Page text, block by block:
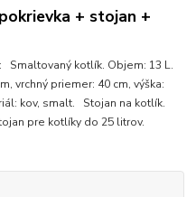
+ stojan +
kotlík. Objem: 13 L.
vrchný priemer: 40 cm, výška:
kov, smalt. Stojan na kotlík.
pre kotlíky do 25 litrov.